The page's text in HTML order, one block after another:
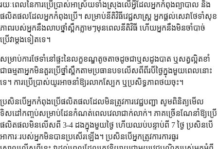
រយៈពេលនៃការប្រើប្រាស់អាស្រ័យទាំងស្រុងលើអ្វីដែលអ្នកកំពុងព្យាបាល និង
ផលិតផលដែលអ្នកកំពុងប្រើ។ សម្រាប់នីតិវិធីវេជ្ជសាស្រ្ត អ្នកផ្តល់សេវាថែទាំសុខ
ភាពរបស់អ្នកនឹងលាបថ្នាំស្ពឹកភ្លាមៗមុនពេលនីតិវិធី ហើយអ្នកនឹងមិនចាំបាច់
ប្រើវាម្តងទៀតទេ។
សម្រាប់ការថែទាំនៅផ្ទះនៃលក្ខខណ្ឌតូចតាចដូចជាឬសដូងបាត ឬសត្វល្អិតខាំ
ជាធម្មតាអ្នកមិនគួរប្រើថ្នាំស្ពឹកតាមប្រធានបទលើសពីពីរបីថ្ងៃក្នុងមួយពេលនោះ
ទេ។ ការប្រើប្រាស់យូរអាចនាំឱ្យរលាកស្បែក ឬប្រសិទ្ធភាពថយចុះ។
ប្រសិនបើអ្នកកំពុងប្រើផលិតផលដែលមិនត្រូវការវេជ្ជបញ្ជា សូមពិនិត្យមើល
ទិសដៅកញ្ចប់សម្រាប់ដែនកំណត់ពេលវេលាជាក់លាក់។ ភាគច្រើនណែនាំឱ្យប្រើ
ផលិតផលមិនលើសពី 3-4 ដងក្នុងមួយថ្ងៃ ហើយឈប់បន្ទាប់ពី 7 ថ្ងៃ ប្រសិនបើ
អាការៈរបស់អ្នកមិនបានប្រសើរឡើង។ ប្រសិនបើអ្នកត្រូវការការធូរ